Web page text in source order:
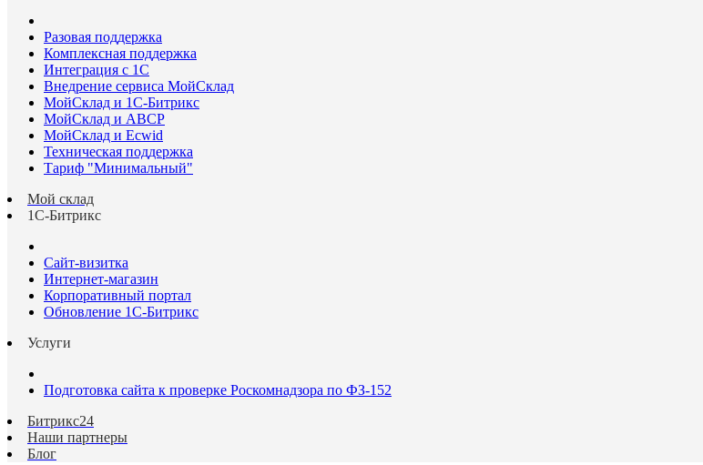
Разовая поддержка
Комплексная поддержка
Интеграция с 1С
Внедрение сервиса МойСклад
МойСклад и 1С-Битрикс
МойСклад и ABCP
МойСклад и Ecwid
Техническая поддержка
Тариф "Минимальный"
Мой склад
1С-Битрикс
Сайт-визитка
Интернет-магазин
Корпоративный портал
Обновление 1С-Битрикс
Услуги
Подготовка сайта к проверке Роскомнадзора по ФЗ-152
Битрикс24
Наши партнеры
Блог